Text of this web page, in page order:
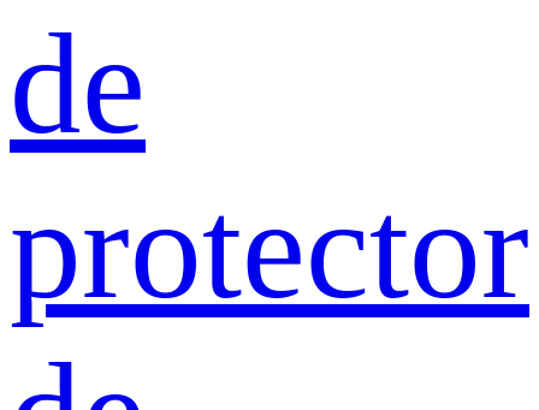
de
protector